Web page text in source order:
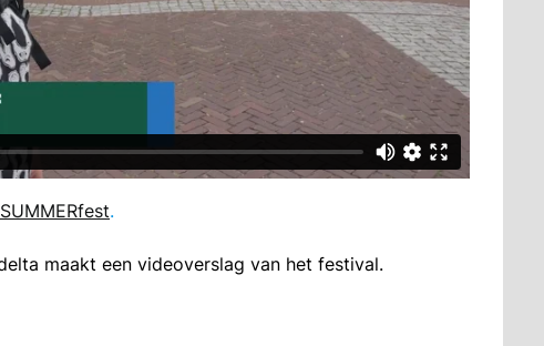
.
maakt een videoverslag van het festival.